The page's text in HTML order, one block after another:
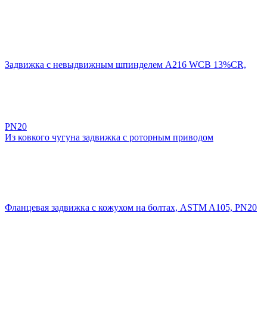
Задвижка с невыдвижным шпинделем A216 WCB 13%CR,
PN20
Из ковкого чугуна задвижка с роторным приводом
Фланцевая задвижка с кожухом на болтах, ASTM A105, PN20